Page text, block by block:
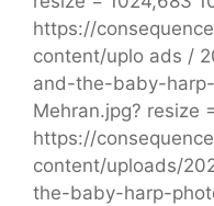
https://
content/uplo ads /
and-the-baby-
Mehran.jpg? resize
https://
content/uploads/
the-baby-harp-